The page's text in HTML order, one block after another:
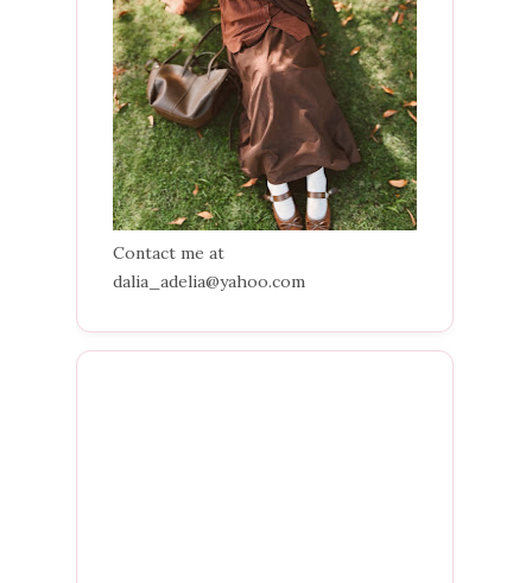
Contact me at
dalia_adelia@yahoo.com